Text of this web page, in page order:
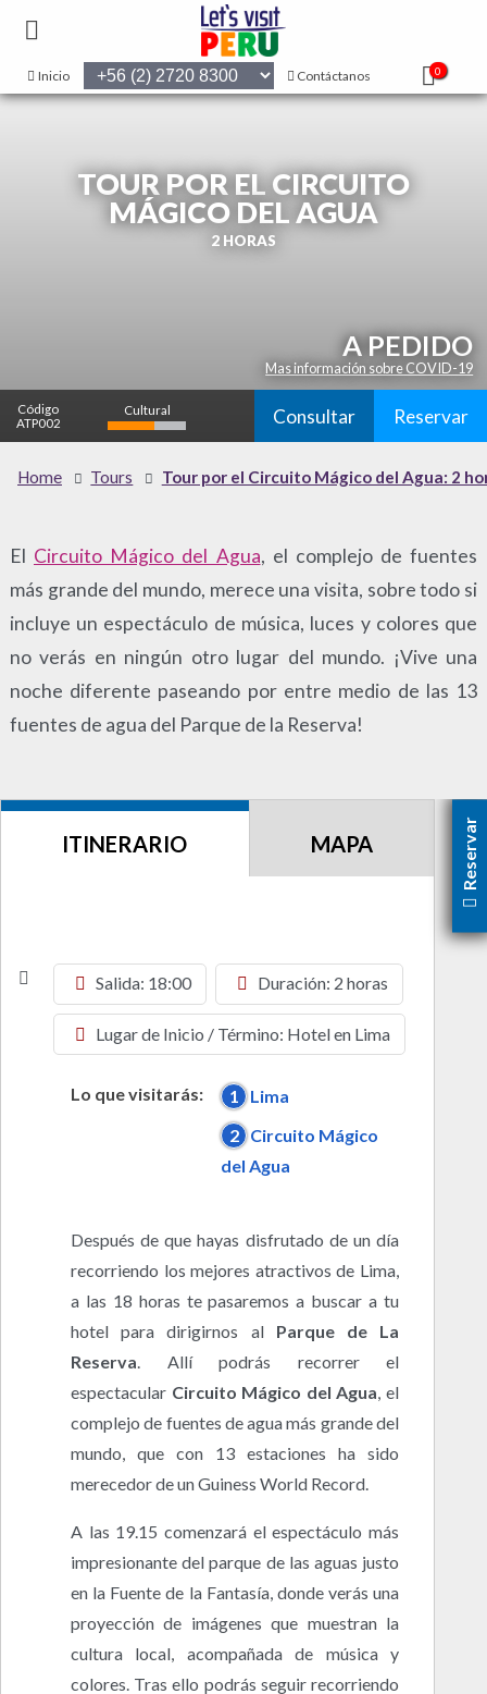
Inicio Contáctanos 0
TOUR POR EL CIRCUITO
MÁGICO DEL AGUA
2 HORAS
A PEDIDO
Mas información sobre COVID-19
Código
ATP002
Cultural
bajo
Consultar Reservar
Home Tours Tour por el Circuito Mágico del Agua: 2
El Circuito Mágico del Agua, el complejo de fuentes
más grande del mundo, merece una visita, sobre todo si
incluye un espectáculo de música, luces y colores que
no verás en ningún otro lugar del mundo. ¡Vive una
noche diferente paseando por entre medio de las 13
fuentes de agua del Parque de la Reserva!
ITINERARIO MAPA
Salida: 18:00 Duración: 2 horas
Lugar de Inicio / Término: Hotel en Lima
Lo que visitarás: 1
Lima
2
Circuito Mágico
del Agua
Después de que hayas disfrutado de un día
recorriendo los mejores atractivos de Lima,
a las 18 horas te pasaremos a buscar a tu
hotel para dirigirnos al Parque de La
Reserva. Allí podrás recorrer el
espectacular Circuito Mágico del Agua, el
complejo de fuentes de agua más grande del
mundo, que con 13 estaciones ha sido
merecedor de un Guiness World Record.
A las 19.15 comenzará el espectáculo más
impresionante del parque de las aguas justo
en la Fuente de la Fantasía, donde verás una
proyección de imágenes que muestran la
cultura local, acompañada de música y
colores. Tras ello podrás seguir recorriendo
Reservar